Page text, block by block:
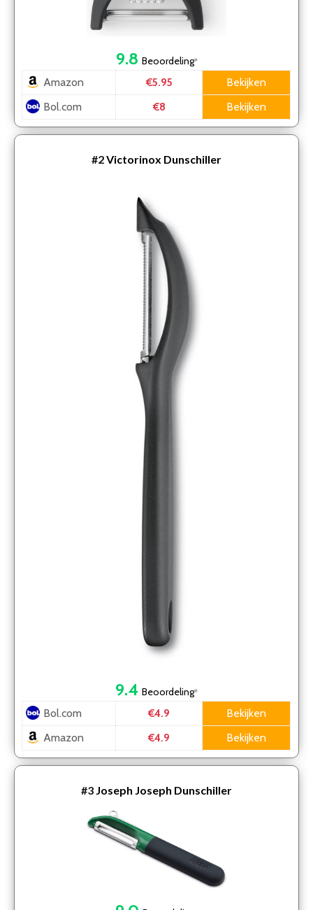
9.8 Beoordeling*
Amazon €5.95
Bekijken
Bol.com
€8 Bekijken
#2Victorinox Dunschiller
9.4 Beoordeling*
Bol.com €4.9
Bekijken
Amazon
€4.9 Bekijken
#3 Joseph Joseph Dunschiller